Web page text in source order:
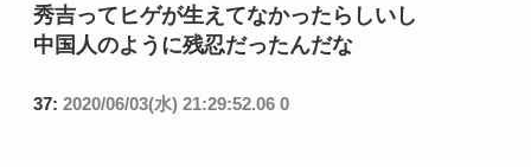
秀吉ってヒゲが生えてなかったらしいし
中国人のように残忍だったんだな
37: 2020/06/03(水) 21:29:52.06 0